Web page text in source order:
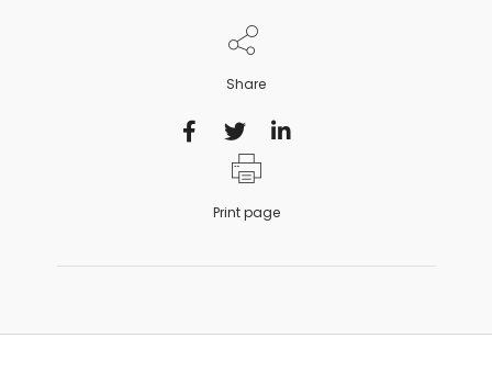
Share
Print page